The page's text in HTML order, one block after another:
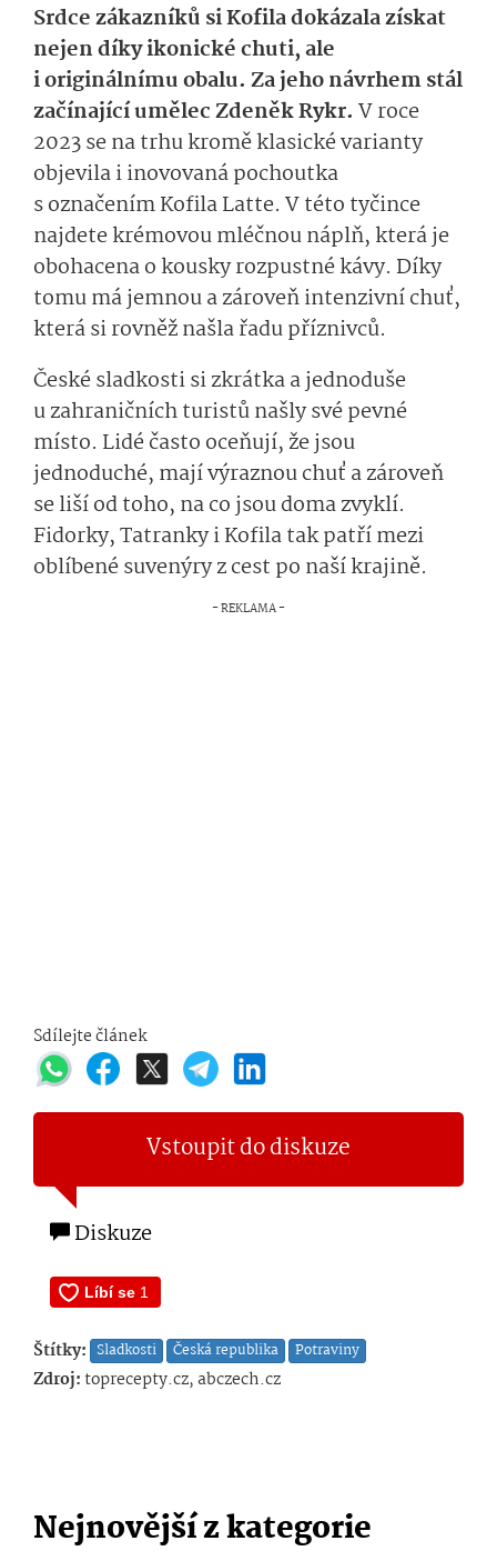
Srdce zákazníků si Kofila dokázala získat
nejen díky ikonické chuti, ale
i originálnímu obalu. Za jeho návrhem stál
začínající umělec Zdeněk Rykr. V roce
2023 se na trhu kromě klasické varianty
objevila i inovovaná pochoutka
s označením Kofila Latte. V této tyčince
najdete krémovou mléčnou náplň, která je
obohacena o kousky rozpustné kávy. Díky
tomu má jemnou a zároveň intenzivní chuť,
která si rovněž našla řadu příznivců.
České sladkosti si zkrátka a jednoduše
u zahraničních turistů našly své pevné
místo. Lidé často oceňují, že jsou
jednoduché, mají výraznou chuť a zároveň
se liší od toho, na co jsou doma zvyklí.
Fidorky, Tatranky i Kofila tak patří mezi
oblíbené suvenýry z cest po naší krajině.
Sdílejte článek
Vstoupit do diskuze
Diskuze
Štítky: Sladkosti Česká republika Potraviny
Zdroj:toprecepty.cz, abczech.cz
Nejnovější z kategorie